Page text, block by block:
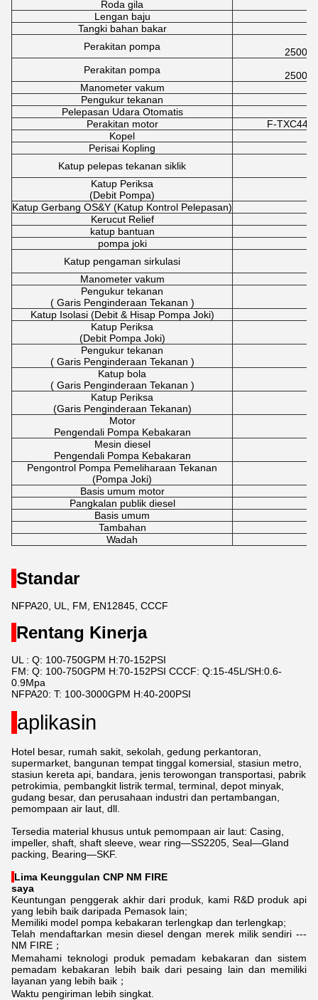
Roda gila
Lengan baju
Tangki bahan bakar
Perakitan pompa
Perakitan pompa
Manometer vakum
Pengukur tekanan
Pelepasan Udara Otomatis
Perakitan motor
F-
Kopel
Perisai Kopling
Katup pelepas tekanan siklik
Katup Periksa
(Debit Pompa)
Katup Gerbang OS&Y (Katup Kontrol Pelepasan)
Kerucut Relief
katup bantuan
pompa joki
Katup pengaman sirkulasi
Manometer vakum
Pengukur tekanan
( Garis Penginderaan Tekanan )
Katup Isolasi (Debit & Hisap Pompa Joki)
Katup Periksa
(Debit Pompa Joki)
Pengukur tekanan
( Garis Penginderaan Tekanan )
Katup bola
( Garis Penginderaan Tekanan )
Katup Periksa
(Garis Penginderaan Tekanan)
Motor
Pengendali Pompa Kebakaran
Mesin diesel
Pengendali Pompa Kebakaran
Pengontrol Pompa Pemeliharaan Tekanan
(Pompa Joki)
Basis umum motor
Pangkalan publik diesel
Basis umum
Tambahan
Wadah
Standar
NFPA20, UL, FM, EN12845, CCCF
Rentang Kinerja
UL : Q: 100-750GPM H:70-152PSI
FM: Q: 100-750GPM H:70-152PSI CCCF: Q:15-45L/SH:0.6-
0.9Mpa
NFPA20: T: 100-3000GPM H:40-200PSI
aplikasin
Hotel besar, rumah sakit, sekolah, gedung perkantoran,
supermarket, bangunan tempat tinggal komersial, stasiun metro,
stasiun kereta api, bandara, jenis terowongan transportasi, pabrik
petrokimia, pembangkit listrik termal, terminal, depot minyak,
gudang besar, dan perusahaan industri dan pertambangan,
pemompaan air laut, dll.
Tersedia material khusus untuk pemompaan air laut: Casing,
impeller, shaft, shaft sleeve, wear ring—SS2205, Seal—Gland
packing, Bearing—SKF.
Lima Keunggulan CNP NM FIRE
saya
Keuntungan penggerak akhir dari produk, kami R&D produk api
yang lebih baik daripada Pemasok lain;
Memiliki model pompa kebakaran terlengkap dan terlengkap;
Telah mendaftarkan mesin diesel dengan merek milik sendiri ---
NM FIRE；
Memahami teknologi produk pemadam kebakaran dan sistem
pemadam kebakaran lebih baik dari pesaing lain dan memiliki
layanan yang lebih baik；
Waktu pengiriman lebih singkat.